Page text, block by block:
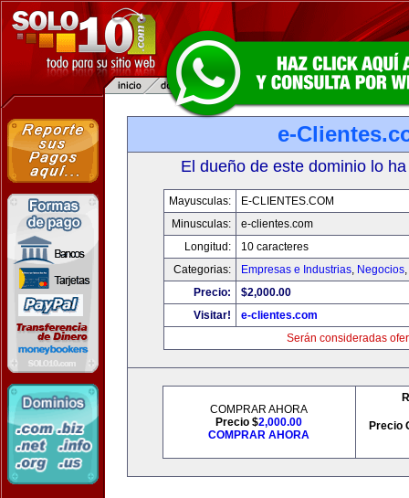
e-
El dueño de este dominio lo
Mayusculas:
E-CLIENTES.COM
Minusculas:
e-clientes.com
Longitud:
10 caracteres
Categorias:
Empresas e Industrias, Negocios,
Precio:
$2,000.00
Visitar!
e-clientes.com
Serán consideradas
COMPRAR AHORA
Precio $2,000.00
COMPRAR AHORA
Precio